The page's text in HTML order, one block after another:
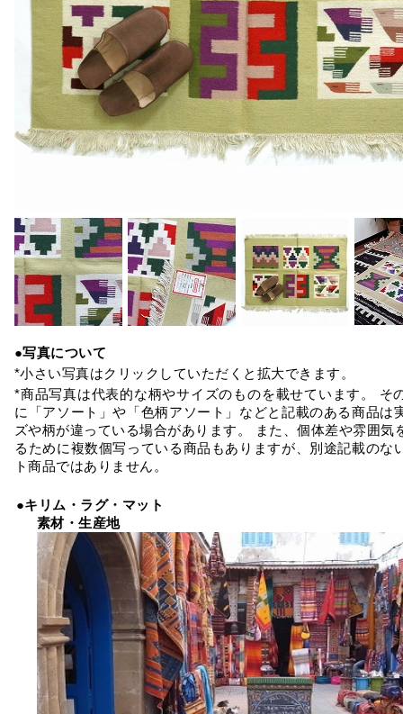
●写真について
*小さい写真はクリックしていただくと拡大できます。
*商品写真は代表的な柄やサイズのものを載せています。 そ
に「アソート」や「色柄アソート」などと記載のある商品は
ズや柄が違っている場合があります。 また、個体差や雰囲気
るために複数個写っている商品もありますが、別途記載のな
ト商品ではありません。
●キリム・ラグ・マット
素材・生産地